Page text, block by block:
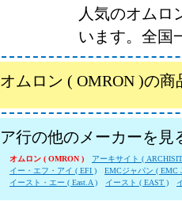
人気のオムロ
います。全国
オムロン ( OMRON )の
ア行の他のメーカーを見
オムロン ( OMRON )
アーキサイト (
イー・エフ・アイ ( EFI )
EMCジャパン ( EMC
イースト・エー ( East.A )
イースト ( EAST )